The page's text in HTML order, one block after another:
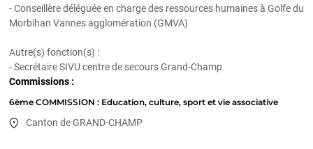
- Conseillère déléguée en charge des ressources humaines à Golfe du
Morbihan Vannes agglomération (GMVA)
Autre(s) fonction(s) :
- Secrétaire SIVU centre de secours Grand-Champ
Commissions :
6ème COMMISSION : Education, culture, sport et vie associative
Canton de GRAND-CHAMP